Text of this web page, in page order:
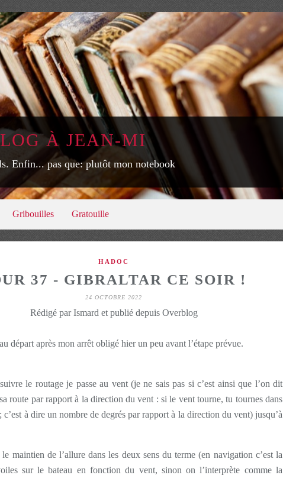
À JEAN-MI
Enfin... pas que: plutôt mon notebook
Gribouilles Gratouille
HADOC
37 - GIBRALTAR CE SOIR !
24 OCTOBRE 2022
Rédigé par Ismard et publié depuis Overblog
départ après mon arrêt obligé hier un peu avant l’étape prévue.
le routage je passe au vent (je ne sais pas si c’est ainsi que l’on dit
route par rapport à la direction du vent : si le vent tourne, tu tournes dans
à dire un nombre de degrés par rapport à la direction du vent) jusqu’à
le maintien de l’allure dans les deux sens du terme (en navigation c’est la
sur le bateau en fonction du vent, sinon on l’interprète comme la